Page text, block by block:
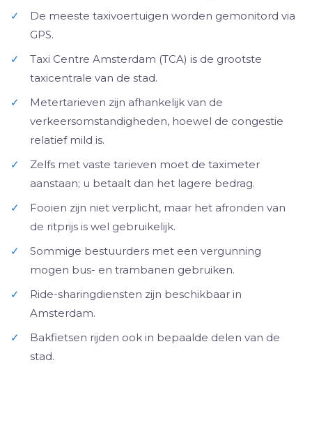
✓
De meeste taxivoertuigen worden gemonitord via
GPS.
✓
Taxi Centre Amsterdam (TCA) is de grootste
taxicentrale van de stad.
✓
Metertarieven zijn afhankelijk van de
verkeersomstandigheden, hoewel de congestie
relatief mild is.
✓
Zelfs met vaste tarieven moet de taximeter
aanstaan; u betaalt dan het lagere bedrag.
✓
Fooien zijn niet verplicht, maar het afronden van
de ritprijs is wel gebruikelijk.
✓
Sommige bestuurders met een vergunning
mogen bus- en trambanen gebruiken.
✓
Ride-sharingdiensten zijn beschikbaar in
Amsterdam.
✓
Bakfietsen rijden ook in bepaalde delen van de
stad.